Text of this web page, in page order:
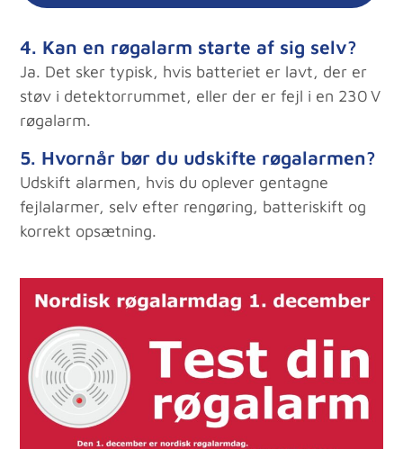
4. Kan en røgalarm starte af sig selv?
Ja. Det sker typisk, hvis batteriet er lavt, der er
støv i detektorrummet, eller der er fejl i en 230 V
røgalarm.
5. Hvornår bør du udskifte røgalarmen?
Udskift alarmen, hvis du oplever gentagne
fejlalarmer, selv efter rengøring, batteriskift og
korrekt opsætning.